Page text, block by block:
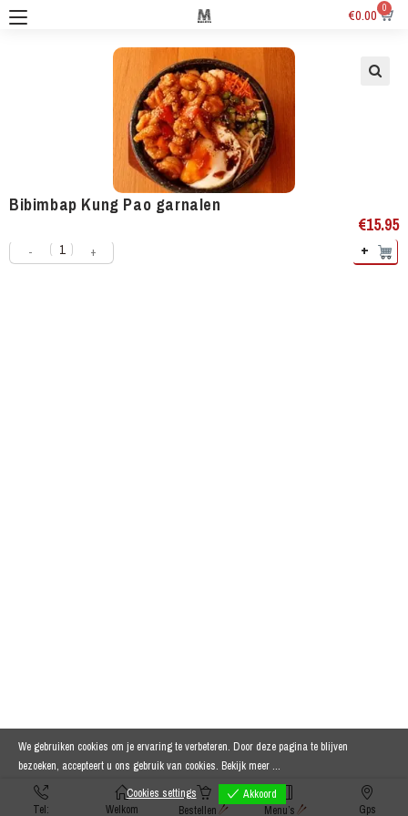
€0.00 0
Bibimbap Kung Pao garnalen
€15.95
- + +
Tel: Welkom Bestellen Menu’s Gps
We gebruiken cookies om je ervaring te verbeteren. Door deze pagina te blijven
bezoeken, accepteert u ons gebruik van cookies. Bekijk meer ...
Cookies settings
Akkoord